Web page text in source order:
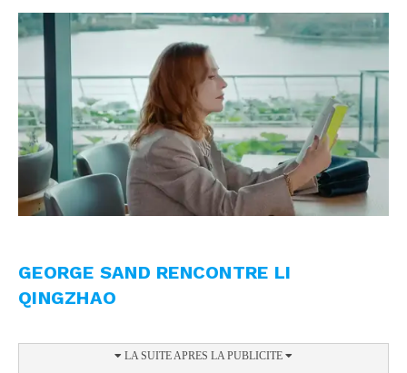
GEORGE SAND RENCONTRE LI
QINGZHAO